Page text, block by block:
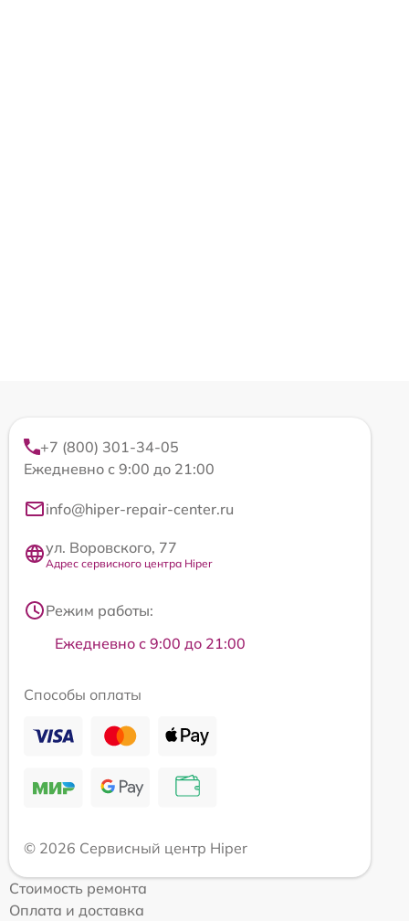
+7 (800) 301-34-05
Ежедневно с 9:00 до 21:00
info@hiper-repair-center.ru
ул. Воровского, 77
Адрес сервисного центра Hiper
Режим работы:
Ежедневно с 9:00 до 21:00
Способы оплаты
© 2026 Сервисный центр Hiper
Стоимость ремонта
Оплата и доставка